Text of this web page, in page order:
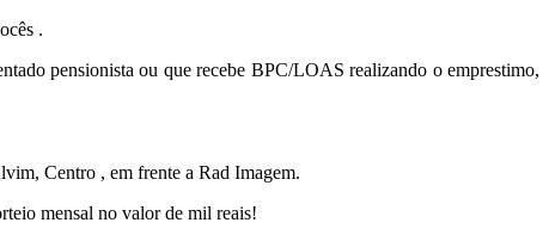
.
pensionista ou que recebe BPC/LOAS realizando o emprestimo,
Centro , em frente a Rad Imagem.
mensal no valor de mil reais!